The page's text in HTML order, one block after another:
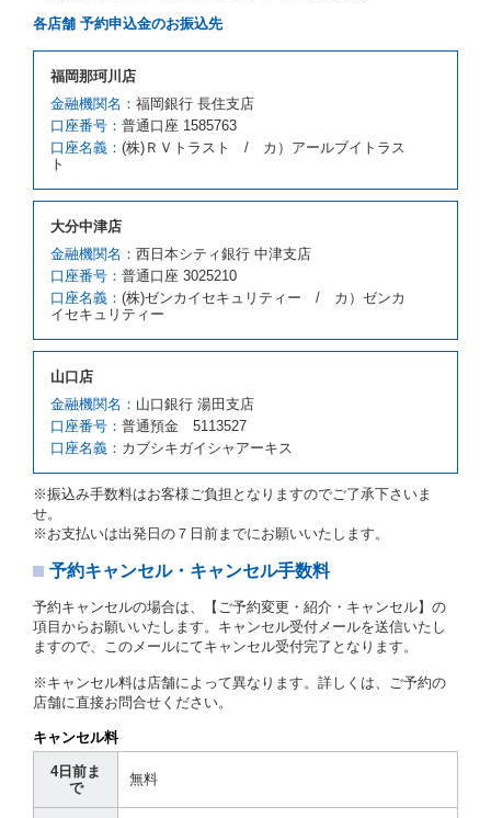
クラスを除き予約時と同一の借受条件でレンタカー提
携先の代替レンタカーを貸し渡すものとします。な
お、代替レンタカーの貸渡料金が予約された車種クラ
スの貸渡料金より高くなるときは、予約した車種クラ
スの貸渡料金によるものとし、予約された車種クラス
の貸渡料金より低くなるときは、当該代替レンタカー
の車種クラスの貸渡料金によるものとします。
を拒絶し、予約を取り消すことができるものとしま
前項の場合、第１項の貸渡しをすることができない原
因が、当社の責に帰する事由によるときには第４条第
４項の予約の取消しとして取り扱い、当社は受領済の
予約申込金を返還するものとします。
第３項の場合、第１項の貸渡しをすることができない
第５項の予約の取消しとして取り扱い、当社は受領済
の予約申込金を返還するものとします。
第６条（免責）
当社及び借受人は、予約が取り消され、又は貸渡契約
が締結されなかったことについて、第４条及び第５条
に定める場合を除き、相互に何らの請求をしないもの
とします。
第３章／貸 渡 し
第７条（貸渡契約の締結）
借受人は第２条第１項に定める借受条件を明示し、当
社はこの約款、料金表等により貸渡条件を明示して、
貸渡契約を締結するものとします。ただし、貸し渡す
ことができるレンタカーがない場合又は借受人若しく
は運転者が第８条第１項若しくは第２項各号のいずれ
かに該当する場合を除きます。
１項に定める貸渡料金を支払うものとします。
運転者は、貸渡契約の締結にあたり、約款及び細則で
運転者の義務と定められた事項を遵守するものとしま
す。
各店舗 予約申込金のお振込先
福岡那珂川店
金融機関名： 福岡銀行 長住支店
口座番号： 普通口座 1585763
口座名義： (株)ＲＶトラスト / カ）アールブイトラス
ト
大分中津店
金融機関名： 西日本シティ銀行 中津支店
口座番号： 普通口座 3025210
口座名義： (株)ゼンカイセキュリティー / カ）ゼンカ
イセキュリティー
山口店
金融機関名： 山口銀行 湯田支店
口座番号： 普通預金 5113527
口座名義： カブシキガイシャアーキス
※振込み手数料はお客様ご負担となりますのでご了承下さいま
せ。
※お支払いは出発日の７日前までにお願いいたします。
予約キャンセル・キャンセル手数料
予約キャンセルの場合は、【ご予約変更・紹介・キャンセル】の
項目からお願いいたします。キャンセル受付メールを送信いたし
ますので、このメールにてキャンセル受付完了となります。
※キャンセル料は店舗によって異なります。詳しくは、ご予約の
店舗に直接お問合せください。
キャンセル料
4日前ま
で
無料